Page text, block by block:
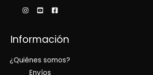
Información
¿Quiénes somos?
Envíos